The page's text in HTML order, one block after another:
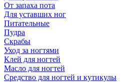
От запаха пота
Для уставших ног
Питательные
Пудра
Скрабы
Уход за ногтями
Клей для ногтей
Масло для ногтей
Средство для ногтей и кутикулы